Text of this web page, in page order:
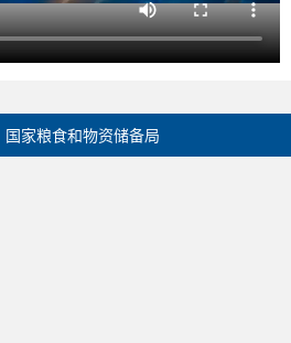
国家粮食和物资储备局